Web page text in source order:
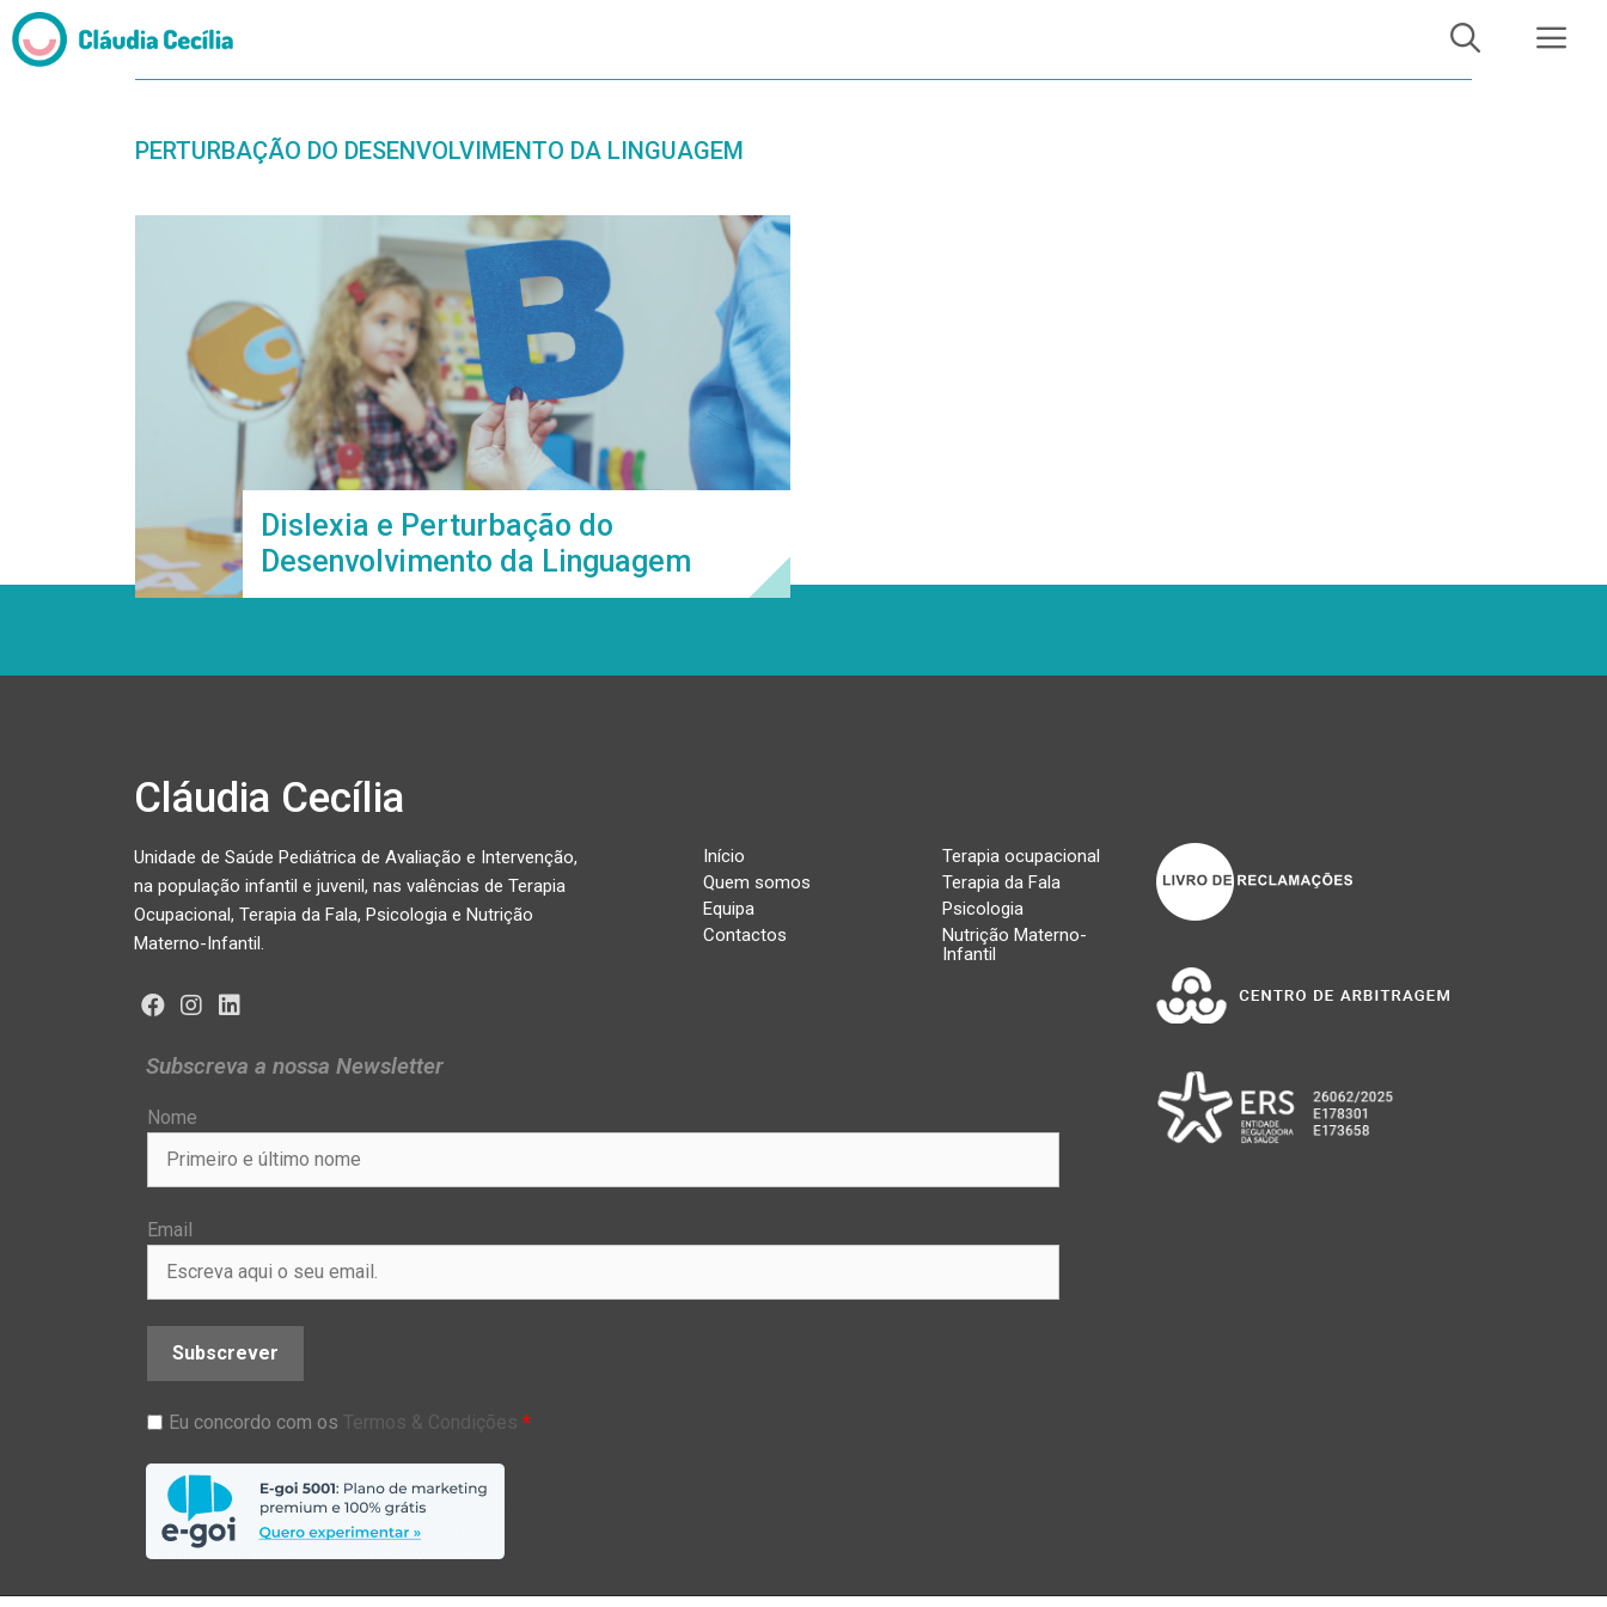
PERTURBAÇÃO DO DESENVOLVIMENTO DA LINGUAGEM
Dislexia e Perturbação do
Desenvolvimento da Linguagem
Cláudia Cecília
Unidade de Saúde Pediátrica de Avaliação e Intervenção,
na população infantil e juvenil, nas valências de Terapia
Ocupacional, Terapia da Fala, Psicologia e Nutrição
Materno-Infantil.
Início
Quem somos
Equipa
Contactos
Terapia ocupacional
Terapia da Fala
Psicologia
Nutrição Materno-
Infantil
Subscreva a nossa Newsletter
Nome
Email
Subscrever
Eu concordo com os Termos & Condições *